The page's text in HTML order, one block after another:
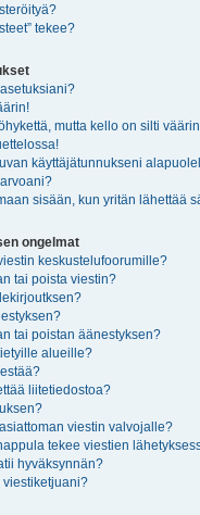
tekee?
mutta kello on silti
käyttäjätunnukseni
sisään, kun yritän lähettää
ongelmat
keskustelufoorumille?
tai poista viestin?
tai poistan äänestyksen?
alueille?
liitetiedostoa?
viestin valvojalle?
tekee viestien
hyväksynnän?
viestiketjuani?